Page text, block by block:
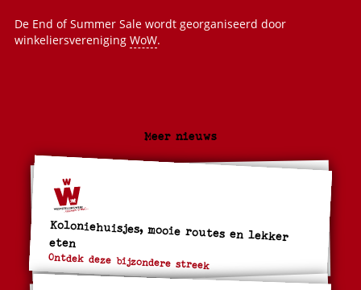
De End of Summer Sale wordt georganiseerd door
winkeliersvereniging WoW.
Meer nieuws
Koloniehuisjes, mooie routes en lekker
eten
Ontdek deze bijzondere streek